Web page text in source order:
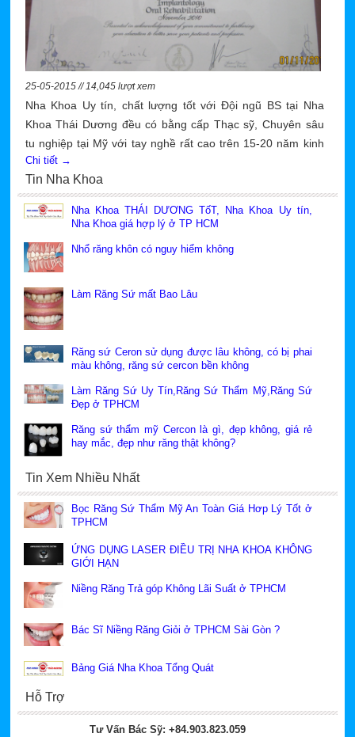
25-05-2015 // 14,045 lượt xem
Nha Khoa Uy tín, chất lượng tốt với Đội ngũ BS tại Nha
Khoa Thái Dương đều có bằng cấp Thạc sỹ, Chuyên sâu
tu nghiệp tại Mỹ với tay nghề rất cao trên 15-20 năm kinh
nghiệm về phục hình răng giả, hàm giả tháo lắp, Phục hình
răng sứ thẩm mỹ, chữa tủy răng, Niềng răng hô, niềng
răng móm, niềng răng mọc lệch, nhổ răng ít đau rất uy tín,
chất lượng tốt, cao và rất nhân ái, tâm đức và coi bệnh
trách nhiệm cao nhất cho Quý khách.
Chi tiết →
Tin Nha Khoa
Nha Khoa THÁI DƯƠNG TốT, Nha Khoa Uy tín,
Nha Khoa giá hợp lý ở TP HCM
Nhổ răng khôn có nguy hiểm không
Làm Răng Sứ mất Bao Lâu
Răng sứ Ceron sử dụng được lâu không, có bị phai
màu không, răng sứ cercon bền không
Làm Răng Sứ Uy Tín,Răng Sứ Thẩm Mỹ,Răng Sứ
Đẹp ở TPHCM
Răng sứ thẩm mỹ Cercon là gì, đẹp không, giá rẻ
hay mắc, đẹp như răng thật không?
Tin Xem Nhiều Nhất
Bọc Răng Sứ Thẩm Mỹ An Toàn Giá Hơp Lý Tốt ở
TPHCM
ỨNG DỤNG LASER ĐIỀU TRỊ NHA KHOA KHÔNG
GIỚI HẠN
Niềng Răng Trả góp Không Lãi Suất ở TPHCM
Bác Sĩ Niềng Răng Giỏi ở TPHCM Sài Gòn ?
Bảng Giá Nha Khoa Tổng Quát
Hỗ Trợ
Tư Vấn Bác Sỹ: +84.903.823.059